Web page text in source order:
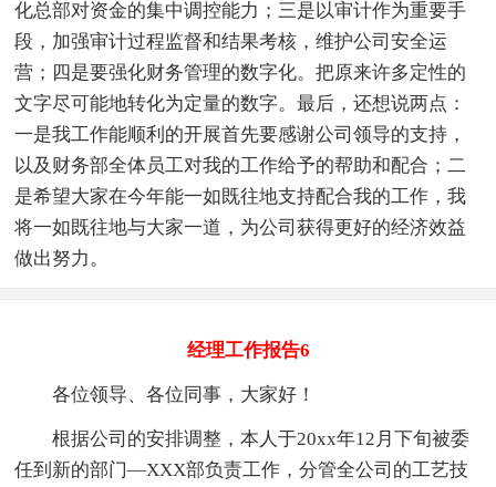
化总部对资金的集中调控能力；三是以审计作为重要手
段，加强审计过程监督和结果考核，维护公司安全运
营；四是要强化财务管理的数字化。把原来许多定性的
文字尽可能地转化为定量的数字。最后，还想说两点：
一是我工作能顺利的开展首先要感谢公司领导的支持，
以及财务部全体员工对我的工作给予的帮助和配合；二
是希望大家在今年能一如既往地支持配合我的工作，我
将一如既往地与大家一道，为公司获得更好的经济效益
做出努力。
经理工作报告6
各位领导、各位同事，大家好！
根据公司的安排调整，本人于20xx年12月下旬被委
任到新的部门—XXX部负责工作，分管全公司的工艺技